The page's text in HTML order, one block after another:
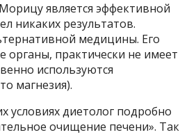
является эффективной
никаких результатов.
медицины. Его
органы, практически не имеет
используются
магнезия).
диетолог подробно
очищение печени». Так